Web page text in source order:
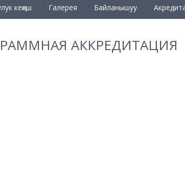
кеңеш Галерея Байланышуу
АККРЕДИТАЦИЯ